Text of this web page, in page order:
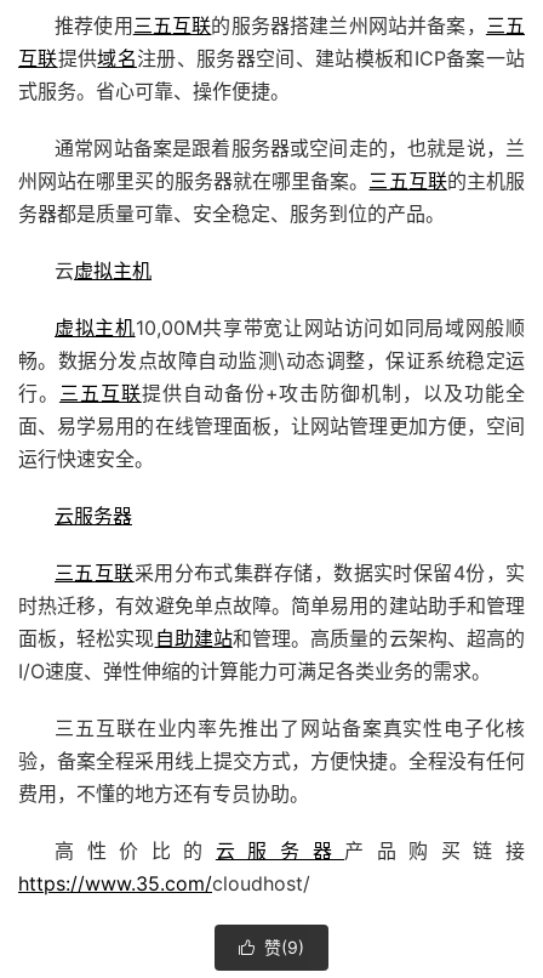
推荐使用三五互联的服务器搭建兰州网站并备案， 三五
互联提供域名注册、服务器空间、建站模板和ICP备案一站
式服务。省心可靠、操作便捷。
通常网站备案是跟着服务器或空间走的，也就是说，兰
州网站在哪里买的服务器就在哪里备案。 三五互联的主机服
务器都是质量可靠、安全稳定、服务到位的产品。
云虚拟主机
虚拟主机10,00M共享带宽让网站访问如同局域网般顺
畅。数据分发点故障自动监测\动态调整，保证系统稳定运
行。
三五互联提供自动备份+攻击防御机制，以及功能全
面、易学易用的在线管理面板，让网站管理更加方便，空间
运行快速安全。
云服务器
三五互联采用分布式集群存储，数据实时保留4份，实
时热迁移，有效避免单点故障。简单易用的建站助手和管理
面板，轻松实现自助建站和管理。高质量的云架构、超高的
I/O速度、弹性伸缩的计算能力可满足各类业务的需求。
三五互联在业内率先推出了网站备案真实性电子化核
验，备案全程采用线上提交方式，方便快捷。全程没有任何
费用，不懂的地方还有专员协助。
高性价比的 云服务器 产品购买链接
https://www.35.com/cloudhost/
 赞(9)